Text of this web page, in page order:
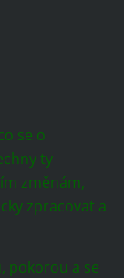
se o
ty
změnám,
zpracovat a
pokorou a se